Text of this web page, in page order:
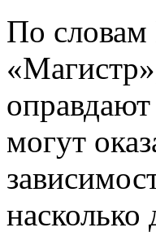
По
могут
насколько